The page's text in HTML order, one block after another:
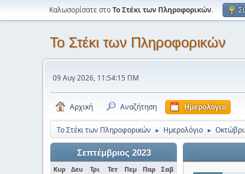
Καλωσορίσατε στοΤο Στέκι των Πληροφορικών.
Το Στέκι των Πληροφορικών
09 Αυγ 2026, 11:54:15 ΠΜ
Αρχική Αναζήτηση Ημερολόγιο
Το Στέκι των Πληροφορικών ► Ημερολόγιο ►
Σεπτέμβριος 2023
Κυρ Δευ Τρι Τετ Πεμ Παρ Σαβ